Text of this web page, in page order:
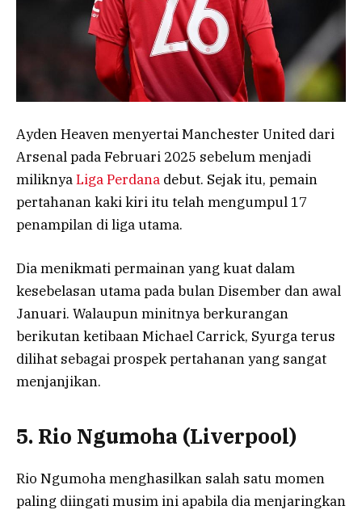
Ayden Heaven menyertai Manchester United dari
Arsenal pada Februari 2025 sebelum menjadi
miliknyaLiga Perdana debut. Sejak itu, pemain
pertahanan kaki kiri itu telah mengumpul 17
penampilan di liga utama.
Dia menikmati permainan yang kuat dalam
kesebelasan utama pada bulan Disember dan awal
Januari. Walaupun minitnya berkurangan
berikutan ketibaan Michael Carrick, Syurga terus
dilihat sebagai prospek pertahanan yang sangat
menjanjikan.
5. Rio Ngumoha (Liverpool)
Rio Ngumoha menghasilkan salah satu momen
paling diingati musim ini apabila dia menjaringkan